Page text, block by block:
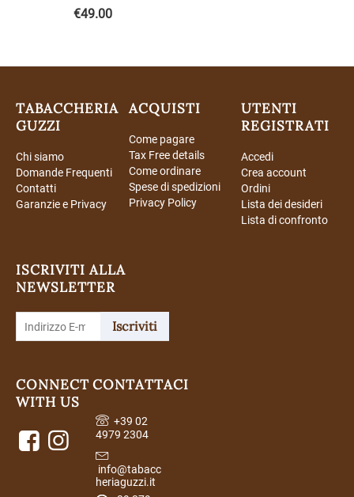
€49.00
TABACCHERIA
GUZZI
Chi siamo
Domande Frequenti
Contatti
Garanzie e Privacy
ACQUISTI
Come pagare
Tax Free details
Come ordinare
Spese di spedizioni
Privacy Policy
UTENTI
REGISTRATI
Accedi
Crea account
Ordini
Lista dei desideri
Lista di confronto
ISCRIVITI ALLA
NEWSLETTER
Iscriviti
CONNECT
WITH US
CONTATTACI
+39 02
4979 2304
info@tabacc
heriaguzzi.it